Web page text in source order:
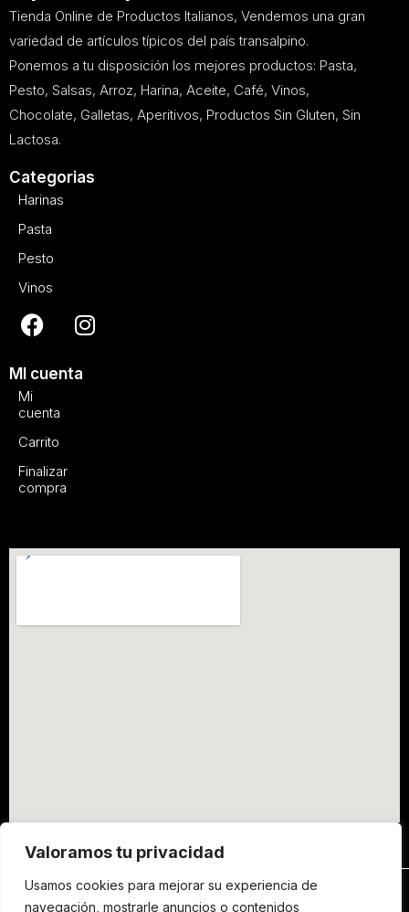
Valoramos tu privacidad
Usamos cookies para mejorar su experiencia de
navegación, mostrarle anuncios o contenidos
Tienda Online de Productos Italianos, Vendemos una gran
variedad de artículos típicos del país transalpino.
Ponemos a tu disposición los mejores productos: Pasta,
Pesto, Salsas, Arroz, Harina, Aceite, Café, Vinos,
Chocolate, Galletas, Aperitivos, Productos Sin Gluten, Sin
Lactosa.
Categorias
Harinas
Pasta
Pesto
Vinos
MI cuenta
Mi
cuenta
Carrito
Finalizar
compra